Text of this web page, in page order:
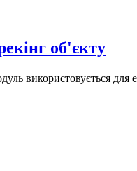
об'єкту
використовується для